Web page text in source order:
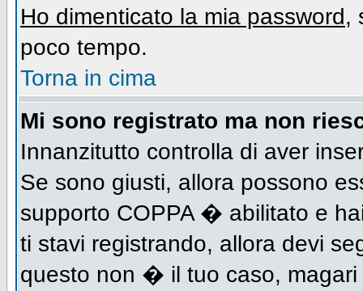
Ho dimenticato la mia password,
poco tempo.
Torna in cima
Mi sono registrato ma non
Innanzitutto controlla di aver
Se sono giusti, allora possono
supporto COPPA � abilitato e
ti stavi registrando, allora devi
questo non � il tuo caso,